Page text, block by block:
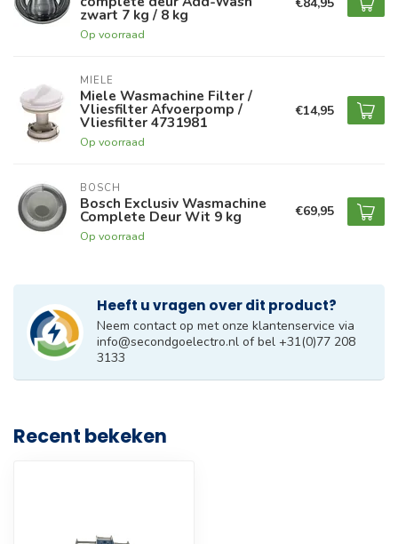
zwart 7 kg / 8 kg
Op voorraad
MIELE
Miele Wasmachine Filter /
Vliesfilter Afvoerpomp /
Vliesfilter 4731981
Op voorraad
€14,95
BOSCH
Bosch Exclusiv Wasmachine
Complete Deur Wit 9 kg
Op voorraad
€69,95
Heeft u vragen over dit product?
Neem contact op met onze klantenservice via
info@secondgoelectro.nl of bel +31(0)77 208
3133
Recent bekeken